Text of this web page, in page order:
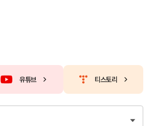
유튜브 티스토리